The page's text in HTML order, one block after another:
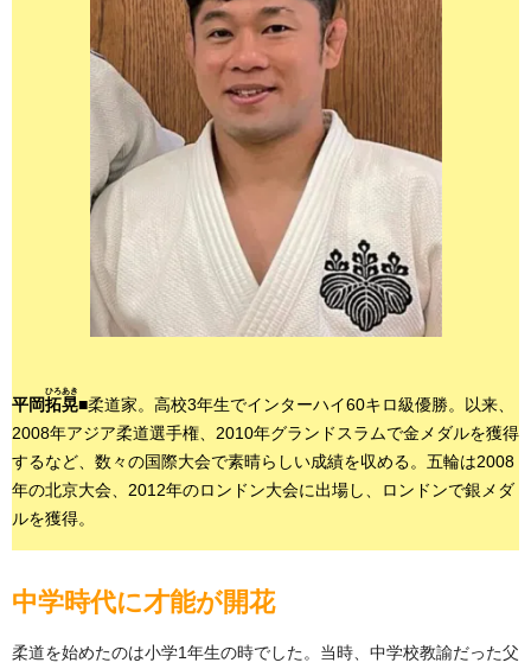
平岡拓晃
ひろあき
■柔道家。高校3年生でインターハイ60キロ級優勝。以来、
2008年アジア柔道選手権、2010年グランドスラムで金メダルを獲得
するなど、数々の国際大会で素晴らしい成績を収める。五輪は2008
年の北京大会、2012年のロンドン大会に出場し、ロンドンで銀メダ
ルを獲得。
中学時代に才能が開花
柔道を始めたのは小学1年生の時でした。当時、中学校教諭だった父